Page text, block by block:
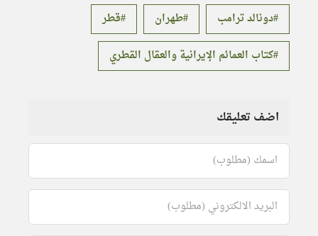
دونالد ترامب
طهران
قطر
كتاب العمائم الإيرانية والعقال القطري
اضف تعليقك